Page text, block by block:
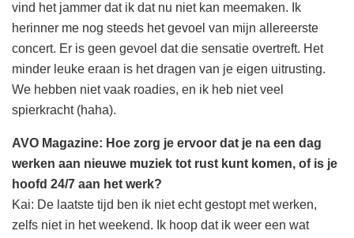
vind het jammer dat ik dat nu niet kan meemaken. Ik
herinner me nog steeds het gevoel van mijn allereerste
concert. Er is geen gevoel dat die sensatie overtreft. Het
minder leuke eraan is het dragen van je eigen uitrusting.
We hebben niet vaak roadies, en ik heb niet veel
spierkracht (haha).
AVO Magazine: Hoe zorg je ervoor dat je na een dag
werken aan nieuwe muziek tot rust kunt komen, of is je
hoofd 24/7 aan het werk?
Kai: De laatste tijd ben ik niet echt gestopt met werken,
zelfs niet in het weekend. Ik hoop dat ik weer een wat